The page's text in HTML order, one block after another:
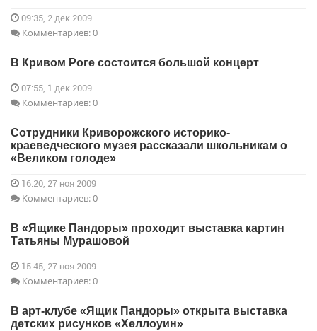
09:35, 2 дек 2009
Комментариев: 0
В Кривом Роге состоится большой концерт
07:55, 1 дек 2009
Комментариев: 0
Сотрудники Криворожского историко-
краеведческого музея рассказали школьникам о
«Великом голоде»
16:20, 27 ноя 2009
Комментариев: 0
В «Ящике Пандоры» проходит выставка картин
Татьяны Мурашовой
15:45, 27 ноя 2009
Комментариев: 0
В арт-клубе «Ящик Пандоры» открыта выставка
детских рисунков «Хеллоуин»